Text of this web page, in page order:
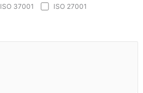
ISO 37001
ISO 27001